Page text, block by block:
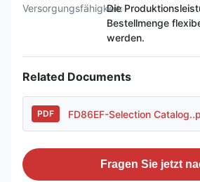
Versorgungsfähigkeit:
Die
Bestellmenge
werden.
Related Documents
PDF FD86EF-Selection
Fragen Sie jetzt